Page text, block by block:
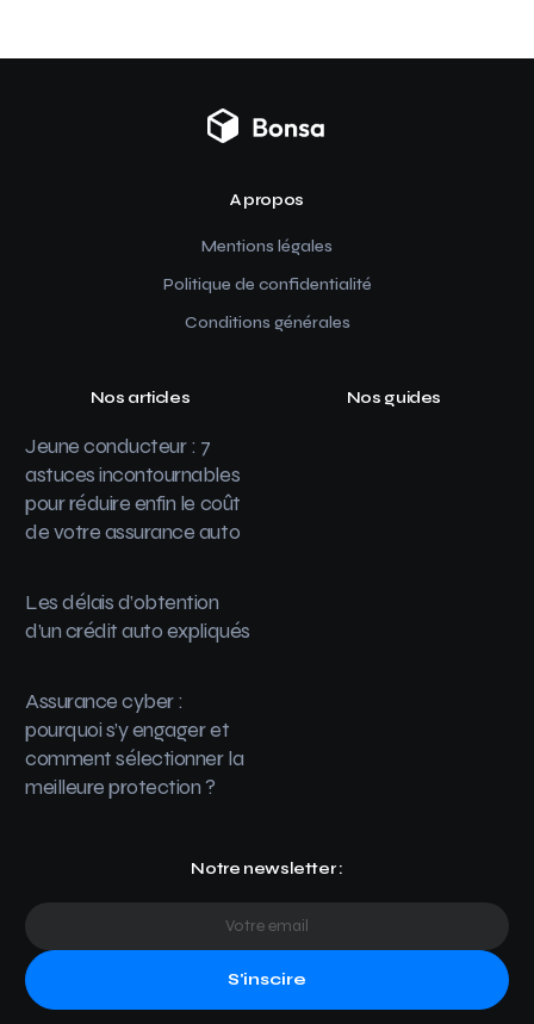
A propos
Mentions légales
Politique de confidentialité
Conditions générales
Nos articles
Jeune conducteur : 7
astuces incontournables
pour réduire enfin le coût
de votre assurance auto
Les délais d’obtention
d’un crédit auto expliqués
Assurance cyber :
pourquoi s’y engager et
comment sélectionner la
meilleure protection ?
Nos guides
Notre newsletter :
S'inscire